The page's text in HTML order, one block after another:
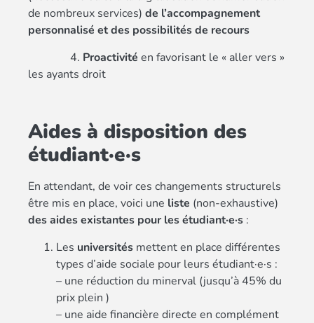
de nombreux services) de l’accompagnement
personnalisé et des possibilités de recours
4. Proactivité en favorisant le « aller vers »
les ayants droit
Aides à disposition des
étudiant·e·s
En attendant, de voir ces changements structurels
être mis en place, voici une liste (non-exhaustive)
des aides existantes pour les étudiant·e·s :
Les universités mettent en place différentes
types d’aide sociale pour leurs étudiant·e·s :
– une réduction du minerval (jusqu’à 45% du
prix plein )
– une aide financière directe en complément